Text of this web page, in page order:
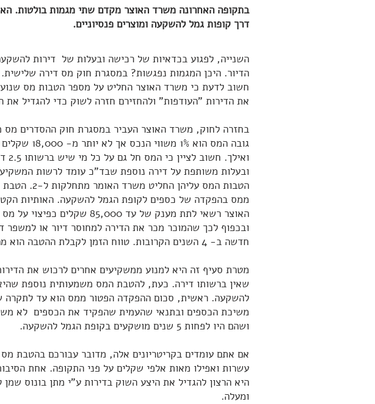
בתקופה האחרונה משרד האוצר מקדם שתי מגמות בולטות.
דרך קופות גמל להשקעה ומוצרים פנסיוניים.
השנייה, לפגוע בכדאיות של רכישה ובעלות של דירות
הדיור. היכן המגמות נפגשות? במסגרת חוק מס דירה
חשוב לדעת כי משרד האוצר החליט על מספר הטבות מס
את הדירות "העודפות" ולהחזירם חזרה לשוק כדי להגדיל את
גובה המס הוא
ובעלות משותפת על דירה נוספת שבד"כ עומד לרשות
הטבות המס
ממס בהפקדה של כספים לקופת הגמל להשקעה. האותיות
האוצר רשאי לתת מענק של עד
ובכפוף לכך שהמוכר מכר את הדירה למחוסר דיור או למשפר
חדשה ב- 4 השנים הקרובות. טווח הזמן לקבלת ההטבה הוא מה 1.1.2017 ועד ל-1.10.2017.
מטרת סעיף זה היא למנוע ממשקיעים אחרים לרכוש את
שאין ברשותו דירה. כעת, להטבת המס משמעותית נוספת
ושהם היו לפחות 5 שנים מושקעים בקופת הגמל להשקעה.
אם אתם עומדים בקריטריונים אלה, מדובר עבורכם בהטבת
עשרות ואפילו מאות אלפי שקלים על פני התקופה. אחת
היא הרצון להגדיל את היצע השוק בדירות ע"י מתן בונוס
ומעלה.